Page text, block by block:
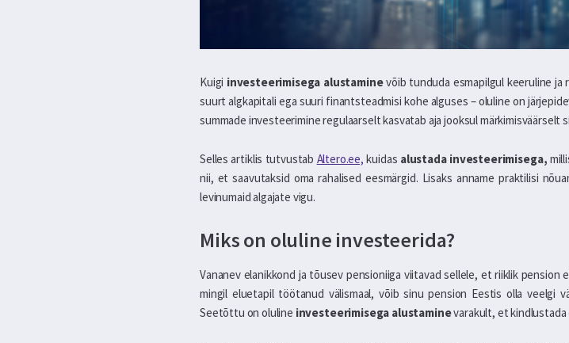
Kuigi investeerimisega alustaminevõib tunduda esmapilgul keeruline ja
suurt algkapitali ega suuri finantsteadmisi kohe alguses – oluline on
summade investeerimine regulaarselt kasvatab aja jooksul märkimisväärselt
Selles artiklis tutvustab Altero.ee, kuidas alustada investeerimisega,
nii, et saavutaksid oma rahalised eesmärgid. Lisaks anname praktilisi
levinumaid algajate vigu.
Miks on oluline investeerida?
Vananev elanikkond ja tõusev pensioniiga viitavad sellele, et riiklik
mingil eluetapil töötanud välismaal, võib sinu pension Eestis olla veelgi
Seetõttu on oluline investeerimisega alustaminevarakult, et kindlustada